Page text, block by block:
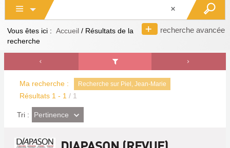
recherche avancée
Vous êtes ici : Accueil / Résultats de la
recherche
Ma recherche : Recherche sur Piel, Jean-Marie
Résultats 1 - 1 / 1
Tri : (Effet
imédiat)
Pertinence